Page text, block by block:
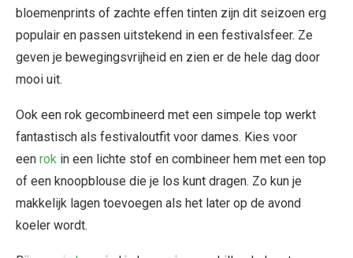
bloemenprints of zachte effen tinten zijn dit seizoen erg
populair en passen uitstekend in een festivalsfeer. Ze
geven je bewegingsvrijheid en zien er de hele dag door
mooi uit.
Ook een rok gecombineerd met een simpele top werkt
fantastisch als festivaloutfit voor dames. Kies voor
een rok in een lichte stof en combineer hem met een top
of een knoopblouse die je los kunt dragen. Zo kun je
makkelijk lagen toevoegen als het later op de avond
koeler wordt.